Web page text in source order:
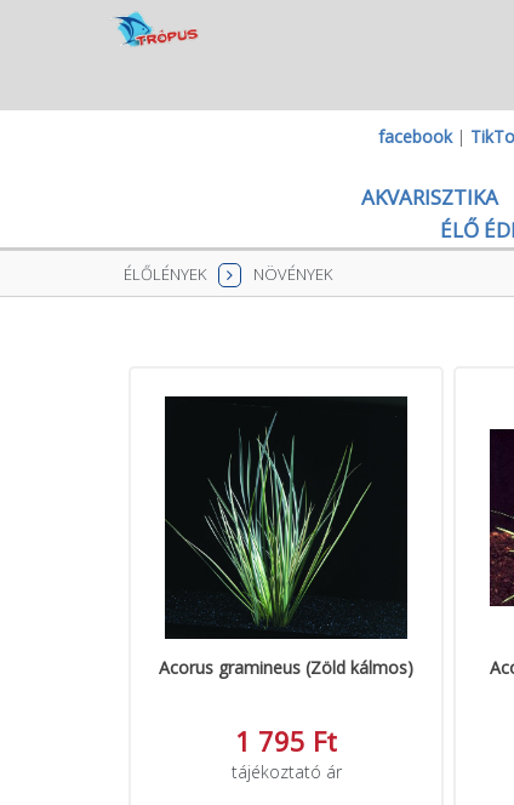
facebook|
AKVARISZTIKA
ÉLŐ
ÉLŐLÉNYEK NÖVÉNYEK
Acorus gramineus (Zöld kálmos)
1 795 Ft
tájékoztató ár